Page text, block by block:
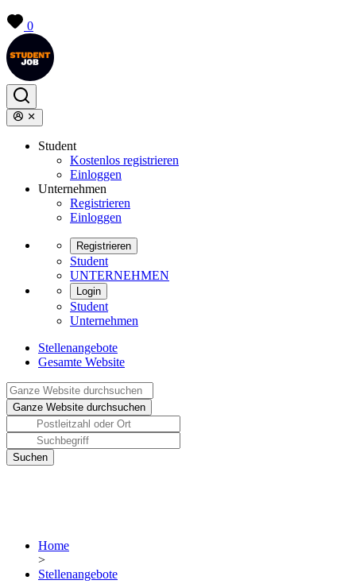
0
Student
Kostenlos registrieren
Einloggen
Unternehmen
Registrieren
Einloggen
Registrieren
Student
UNTERNEHMEN
Login
Student
Unternehmen
Stellenangebote
Gesamte Website
Home
>
Stellenangebote